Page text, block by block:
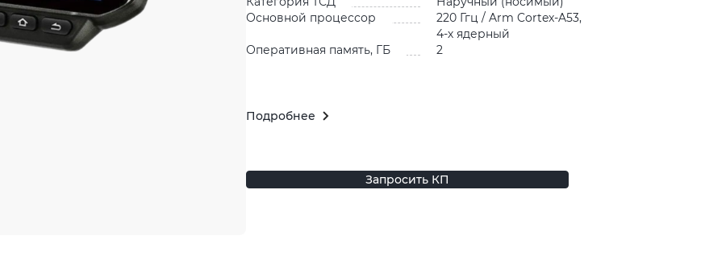
Основной процессор
220 Ггц / Arm Cortex-A53,
4-х ядерный
Оперативная память, ГБ
2
Подробнее
Запросить КП